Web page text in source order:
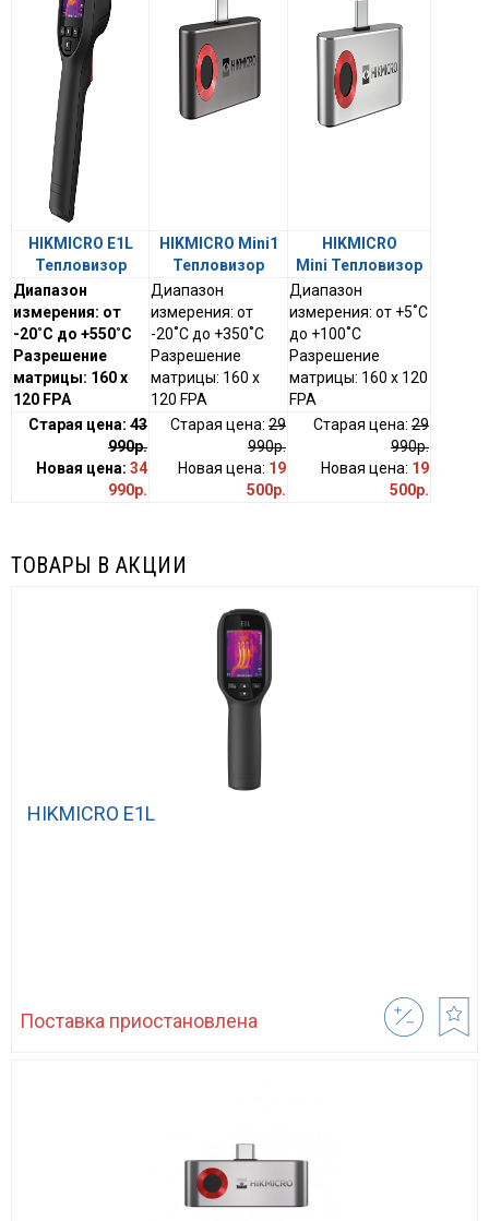
HIKMICRO E1L
Тепловизор
HIKMICRO Mini1
Тепловизор
HIKMICRO
Mini Тепловизор
Диапазон
измерения: от
-20˚С до +550˚С
Разрешение
матрицы: 160 х
120 FPA
Диапазон
измерения: от
-20˚С до +350˚С
Разрешение
матрицы: 160 х
120 FPA
Диапазон
измерения: от +5˚С
до +100˚С
Разрешение
матрицы: 160 х 120
FPA
Старая цена: 43
990р.
Новая цена: 34
990р.
Старая цена: 29
990р.
Новая цена: 19
500р.
Старая цена: 29
990р.
Новая цена: 19
500р.
ТОВАРЫ В АКЦИИ
HIKMICRO E1L
Поставка приостановлена